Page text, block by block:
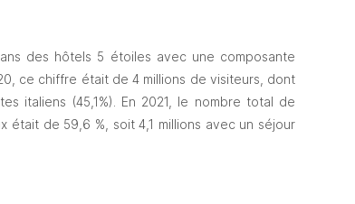
des hôtels 5 étoiles avec une composante
ce chiffre était de 4 millions de visiteurs, dont
italiens (45,1%). En 2021, le nombre total de
était de 59,6 %, soit 4,1 millions avec un séjour